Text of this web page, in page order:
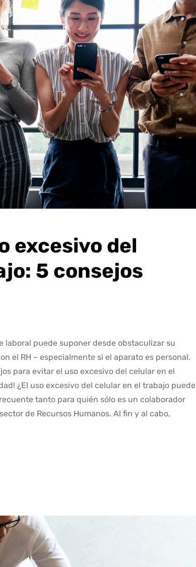
excesivo del
5 consejos
laboral puede suponer desde obstaculizar su
el RH – especialmente si el aparato es personal.
para evitar el uso excesivo del celular en el
¿El uso excesivo del celular en el trabajo puede
tanto para quién sólo es un colaborador
de Recursos Humanos. Al fin y al cabo,